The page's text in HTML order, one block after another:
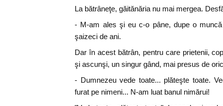
La bătrâneţe, găitănăria nu mai mergea.
- M-am ales şi eu c-o pâne, dupe o
şaizeci de ani.
Dar în acest bătrân, pentru care prietenii,
şi ascunşi, un singur gând, mai presus de
- Dumnezeu vede toate... plăteşte toate.
furat pe nimeni... N-am luat banul nimărui!